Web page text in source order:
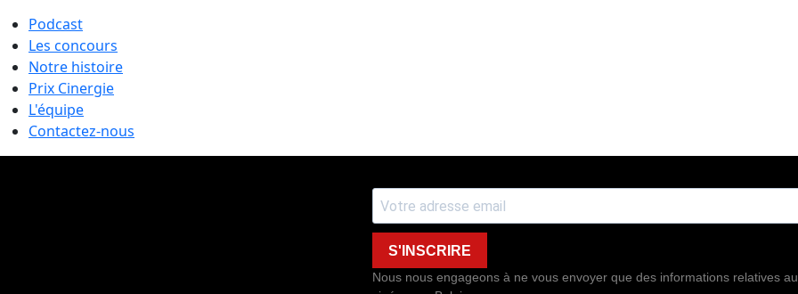
Podcast
Les concours
Notre histoire
Prix Cinergie
L'équipe
Contactez-nous
S'INSCRIRE
Nous nous engageons à ne vous envoyer que des informations relatives au